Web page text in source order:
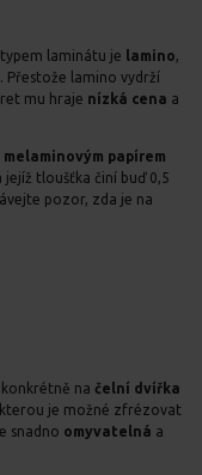
laminátu je lamino,
Přestože lamino vydrží
mu hraje nízká cena a
melaminovým papírem
jejíž tloušťka činí buď 0,5
pozor, zda je na
, konkrétně na čelní dvířka
, kterou je možné zfrézovat
snadno omyvatelná a